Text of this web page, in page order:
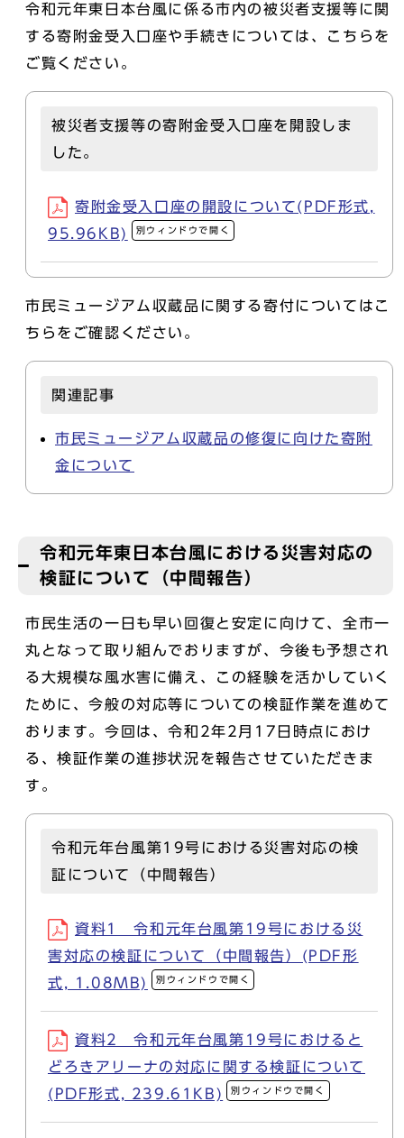
令和元年東日本台風に係る市内の被災者支援等に関
する寄附金受入口座や手続きについては、こちらを
ご覧ください。
被災者支援等の寄附金受入口座を開設しま
した。
寄附金受入口座の開設について(PDF形式,
95.96KB)
別ウィンドウで開く
市民ミュージアム収蔵品に関する寄付についてはこ
ちらをご確認ください。
関連記事
市民ミュージアム収蔵品の修復に向けた寄附
金について
令和元年東日本台風における災害対応の
検証について（中間報告）
市民生活の一日も早い回復と安定に向けて、全市一
丸となって取り組んでおりますが、今後も予想され
る大規模な風水害に備え、この経験を活かしていく
ために、今般の対応等についての検証作業を進めて
おります。今回は、令和2年2月17日時点におけ
る、検証作業の進捗状況を報告させていただきま
す。
令和元年台風第19号における災害対応の検
証について（中間報告）
資料1 令和元年台風第19号における災
害対応の検証について（中間報告）(PDF形
式, 1.08MB)
別ウィンドウで開く
資料2 令和元年台風第19号におけると
どろきアリーナの対応に関する検証について
(PDF形式, 239.61KB)
別ウィンドウで開く